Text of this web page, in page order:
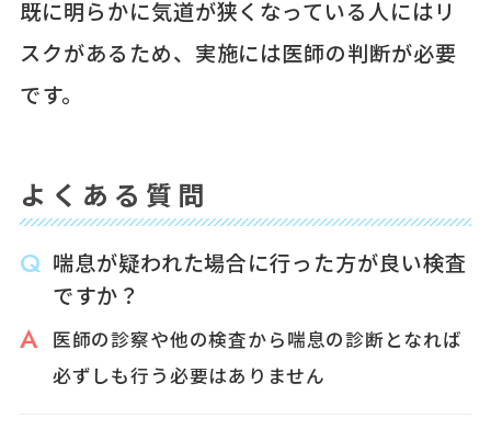
既に明らかに気道が狭くなっている人にはリ
スクがあるため、実施には医師の判断が必要
です。
よくある質問
喘息が疑われた場合に行った方が良い検査
ですか？
医師の診察や他の検査から喘息の診断となれば
必ずしも行う必要はありません